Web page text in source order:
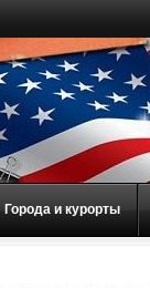
Города и курорты